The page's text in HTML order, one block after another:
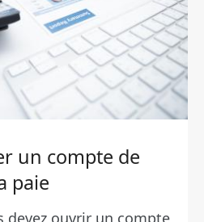
un compte de
paie
devez ouvrir un compte